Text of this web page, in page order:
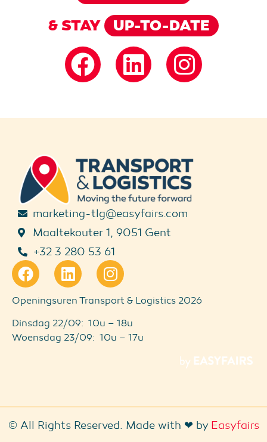
& STAY
UP-TO-DATE
marketing-tlg@easyfairs.com
Maaltekouter 1, 9051 Gent
+32 3 280 53 61
Openingsuren Transport & Logistics 2026
Dinsdag 22/09: 10u – 18u
Woensdag 23/09: 10u – 17u
© All Rights Reserved. Made with ❤ by Easyfairs